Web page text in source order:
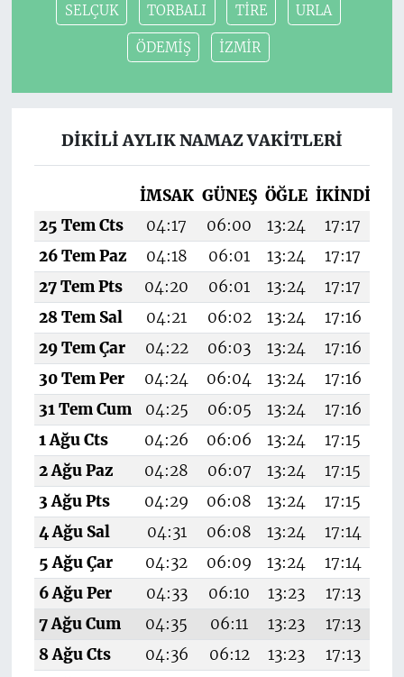
SELÇUK TORBALI TİRE URLA
ÖDEMİŞ İZMİR
DİKİLİ AYLIK NAMAZ VAKITLERI
İMSAK GÜNEŞ ÖĞLE İKINDI
25 Tem Cts
04:17 06:00 13:24 17:17
26 Tem Paz
04:18 06:01 13:24 17:17
27 Tem Pts
04:20 06:01 13:24 17:17
28 Tem Sal
04:21 06:02 13:24 17:16
29 Tem Çar
04:22 06:03 13:24 17:16
30 Tem Per
04:24 06:04 13:24 17:16
31 Tem Cum
04:25 06:05 13:24 17:16
1 Ağu Cts
04:26 06:06 13:24 17:15
2 Ağu Paz
04:28 06:07 13:24 17:15
3 Ağu Pts
04:29 06:08 13:24 17:15
4 Ağu Sal
04:31 06:08 13:24 17:14
5 Ağu Çar
04:32 06:09 13:24 17:14
6 Ağu Per
04:33 06:10 13:23 17:13
7 Ağu Cum
04:35 06:11 13:23 17:13
8 Ağu Cts
04:36 06:12 13:23 17:13